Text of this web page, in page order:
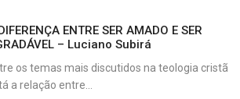
ENTRE SER AMADO E SER
– Luciano Subirá
os temas mais discutidos na teologia cristã
a relação entre...